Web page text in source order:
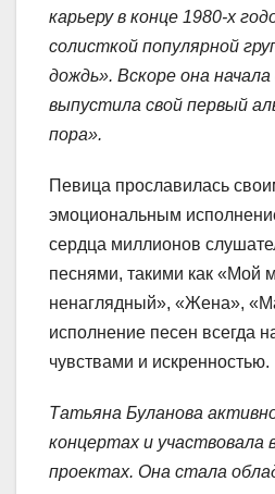
карьеру в конце 1980-х
солисткой популярной
дождь». Вскоре она
выпустила свой первый
пора».
Певица прославилась
эмоциональным
сердца миллионов
песнями, такими как «Мой
ненаглядный», «Жена»,
исполнение песен всегда
чувствами и искренностью.
Татьяна Буланова
концертах и участвовала
проектах. Она стала